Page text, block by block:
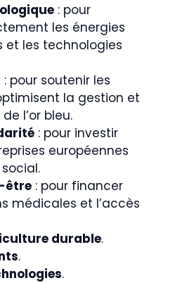
: pour
les énergies
et les technologies
: pour soutenir les
la gestion et
l’or bleu.
: pour investir
européennes
être : pour financer
médicales et l’accès
durable.
.
.